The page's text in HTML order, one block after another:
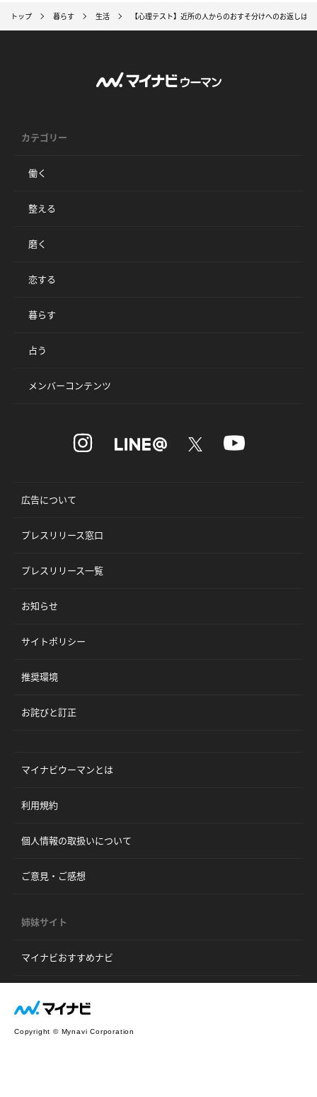
トップ 暮らす 生活 【心理テスト】近所の人からのおすそ分けへのお返しは
カテゴリー
働く
整える
磨く
恋する
暮らす
占う
メンバーコンテンツ
広告について
プレスリリース窓口
プレスリリース一覧
お知らせ
サイトポリシー
推奨環境
お詫びと訂正
マイナビウーマンとは
利用規約
個人情報の取扱いについて
ご意見・ご感想
姉妹サイト
マイナビおすすめナビ
Copyright © Mynavi Corporation